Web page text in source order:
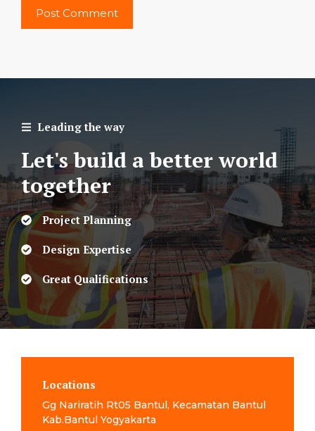
Leading the way
Let's build a better world
together
Project Planning
Design Expertise
Great Qualifications
Locations
Gg Nariratih Rt05 Bantul, Kecamatan Bantul
Kab.Bantul Yogyakarta